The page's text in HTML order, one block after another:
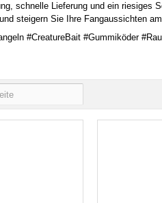
schnelle Lieferung und ein riesiges
steigern Sie Ihre Fangaussichten
#CreatureBait #Gummiköder